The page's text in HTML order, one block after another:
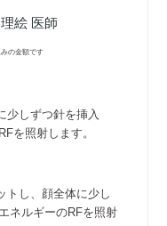
絵 医師
の金額です
少しずつ針を挿入
を照射します。
トし、顔全体に少し
ネルギーのRFを照射